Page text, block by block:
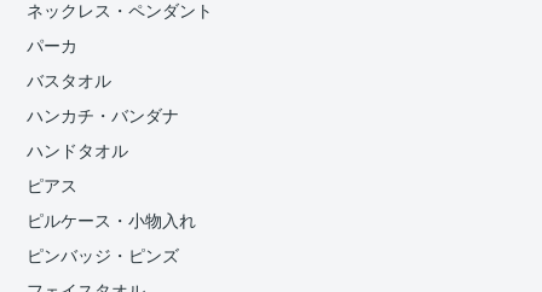
ネックレス・ペンダント
パーカ
バスタオル
ハンカチ・バンダナ
ハンドタオル
ピアス
ピルケース・小物入れ
ピンバッジ・ピンズ